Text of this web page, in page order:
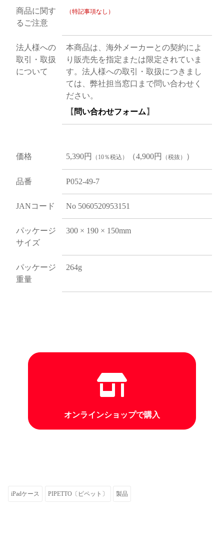
商品に関す
るご注意
（特記事項なし）
法人様への
取引・取扱
について
本商品は、海外メーカーとの契約によ
り販売先を指定または限定されていま
す。法人様への取引・取扱につきまし
ては、弊社担当窓口まで問い合わせく
ださい。
【 問い合わせフォーム 】
価格 5,390円 （10％税込） （4,900円 （税抜） ）
品番 P052-49-7
JANコード No 5060520953151
パッケージ
サイズ
300 × 190 × 150mm
パッケージ
重量
264g
オンラインショップで購入
iPadケース PIPETTO〔ピペット〕 製品